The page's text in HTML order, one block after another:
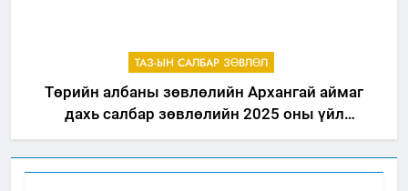
ТАЗ-ЫН САЛБАР ЗӨВЛӨЛ
Төрийн албаны зөвлөлийн Архангай аймаг
дахь салбар зөвлөлийн 2025 оны үйл
ажиллагааны жилийн төлөвлөгөө